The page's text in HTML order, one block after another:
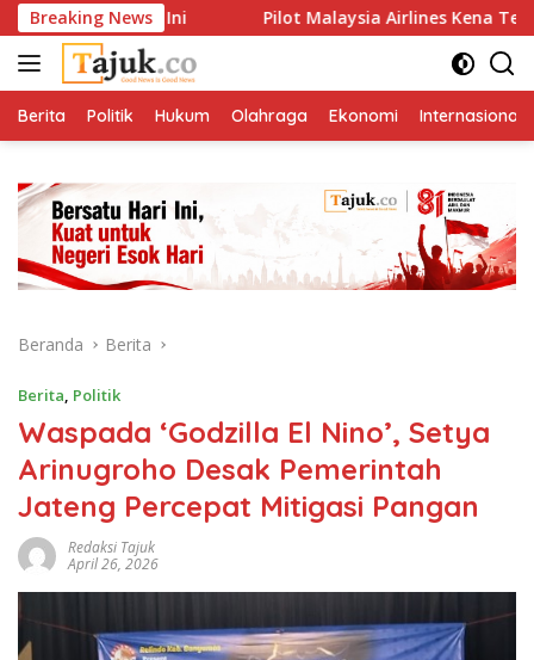
Langsung
ke
konten
Breaking News
Cek Ini Pilot Malaysia Airlines Kena Tes Narkoba
Berita Politik Hukum Olahraga Ekonomi Internasional
Beranda Berita
Berita, Politik
Waspada ‘Godzilla El Nino’, Setya
Arinugroho Desak Pemerintah
Jateng Percepat Mitigasi Pangan
Redaksi Tajuk
April 26, 2026